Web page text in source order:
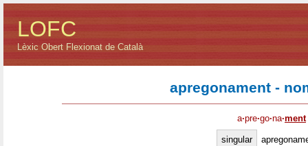
LOFC
Lèxic Obert Flexionat de Català
apregonament -
a·pre·go·na·ment
singular